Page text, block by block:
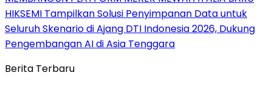
HIKSEMI Tampilkan Solusi Penyimpanan Data untuk
Seluruh Skenario di Ajang DTI Indonesia 2026, Dukung
Pengembangan AI di Asia Tenggara
Berita Terbaru